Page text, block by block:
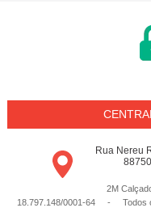
Rua Nereu
2M
18.797.148/0001-64 - Todos